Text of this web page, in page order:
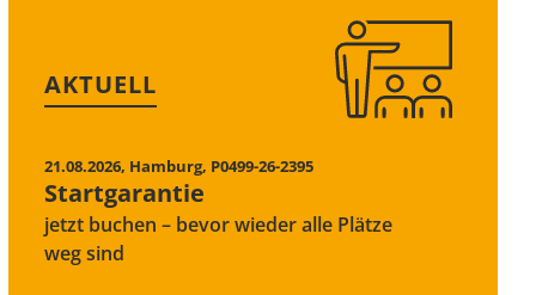
AKTUELL
21.08.2026, Hamburg, P0499-26-2395
Startgarantie
jetzt buchen – bevor wieder alle Plätze
weg sind